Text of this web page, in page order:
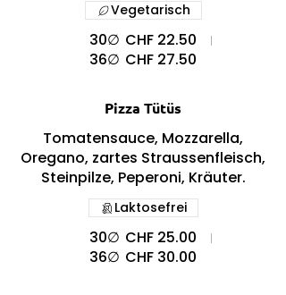
30∅ CHF 22.50
36∅ CHF 27.50
Vegetarisch
Pizza Tütüs
Tomatensauce, Mozzarella,
Oregano, zartes Straussenfleisch,
Steinpilze, Peperoni, Kräuter.
30∅ CHF 25.00
36∅ CHF 30.00
Laktosefrei